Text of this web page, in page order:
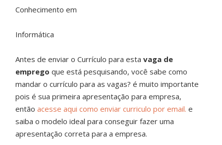
Conhecimento em
Informática
Antes de enviar o Currículo para estavaga de
empregoque está pesquisando, você sabe como
mandar o currículo para as vagas? é muito importante
pois é sua primeira apresentação para empresa,
entãoacesse aqui como enviar curriculo por email. e
saiba o modelo ideal para conseguir fazer uma
apresentação correta para a empresa.